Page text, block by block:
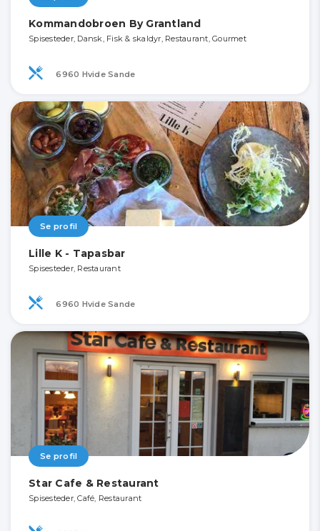
Kommandobroen By Grantland
Spisesteder, Dansk, Fisk & skaldyr, Restaurant, Gourmet
6960 Hvide Sande
Se profil
Lille K - Tapasbar
Spisesteder, Restaurant
6960 Hvide Sande
Se profil
Star Cafe & Restaurant
Spisesteder, Café, Restaurant